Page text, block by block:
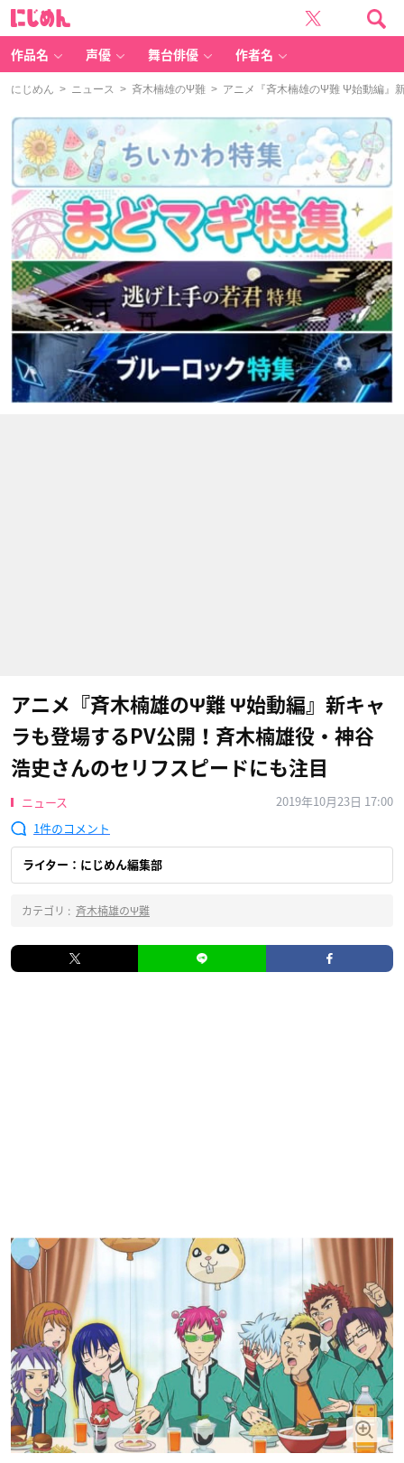
作品名 声優 舞台俳優 作者名
にじめん > ニュース > 斉木楠雄のΨ難 > アニメ『斉木楠雄のΨ難 Ψ始動編』
アニメ『斉木楠雄のΨ難 Ψ始動編』新キャ
ラも登場するPV公開！斉木楠雄役・神谷
浩史さんのセリフスピードにも注目
ニュース
2019年10月23日 17:00
1
ライター：にじめん編集部
カテゴリ : 斉木楠雄のΨ難